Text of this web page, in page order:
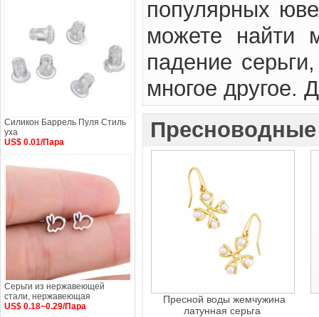
популярных
можете найти
падение
многое другое.
Пресной воды жемчужина
латунная серьга
Силикон Баррель Пуля Стиль
уха
US$ 0.01/Пара
Серьги из нержавеющей
стали, нержавеющая
US$ 0.18~0.29/Пара